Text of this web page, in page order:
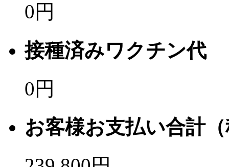
0円
接種済みワクチン代
0円
お客様お支払い合計